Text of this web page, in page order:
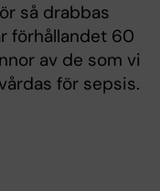
så drabbas
förhållandet 60
av de som vi
för sepsis.